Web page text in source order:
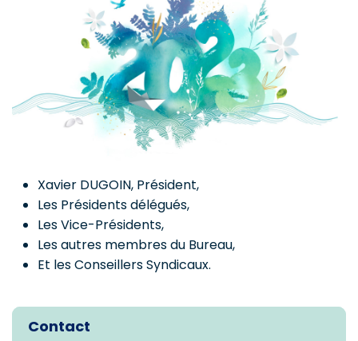
Xavier DUGOIN, Président,
Les Présidents délégués,
Les Vice-Présidents,
Les autres membres du Bureau,
Et les Conseillers Syndicaux.
Contact